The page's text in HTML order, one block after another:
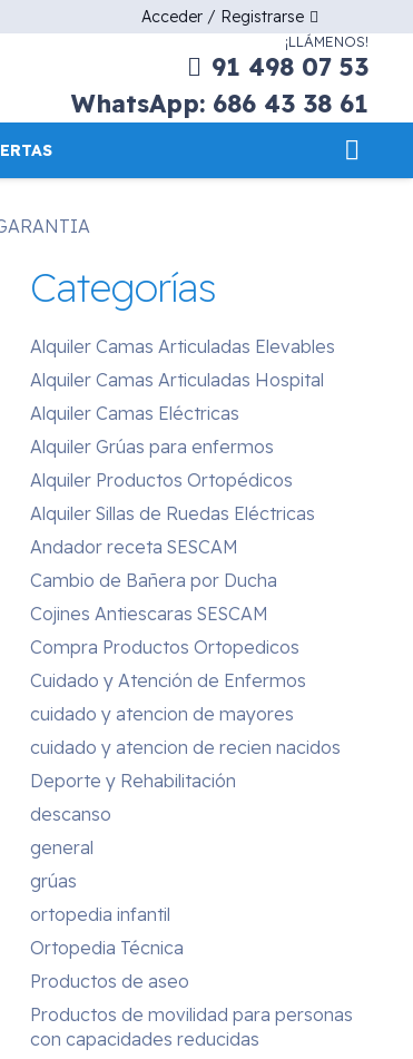
Acceder / Registrarse
¡LLÁMENOS!
91 498 07 53
WhatsApp: 686 43 38 61
Categorías
Alquiler Camas Articuladas Elevables
Alquiler Camas Articuladas Hospital
Alquiler Camas Eléctricas
Alquiler Grúas para enfermos
Alquiler Productos Ortopédicos
Alquiler Sillas de Ruedas Eléctricas
Andador receta SESCAM
Cambio de Bañera por Ducha
Cojines Antiescaras SESCAM
Compra Productos Ortopedicos
Cuidado y Atención de Enfermos
cuidado y atencion de mayores
cuidado y atencion de recien nacidos
Deporte y Rehabilitación
descanso
general
grúas
ortopedia infantil
Ortopedia Técnica
Productos de aseo
Productos de movilidad para personas
con capacidades reducidas